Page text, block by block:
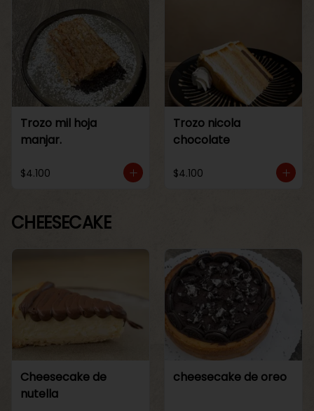
Trozo mil hoja
manjar.
$4.100
Trozo nicola
chocolate
$4.100
CHEESECAKE
Cheesecake de
nutella
cheesecake de oreo